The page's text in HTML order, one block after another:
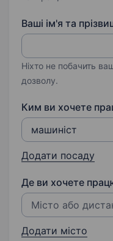
Ваші ім'я та
Ніхто не побачить
дозволу.
Ким ви хочете
Додати посаду
Де ви хочете
Додати місто